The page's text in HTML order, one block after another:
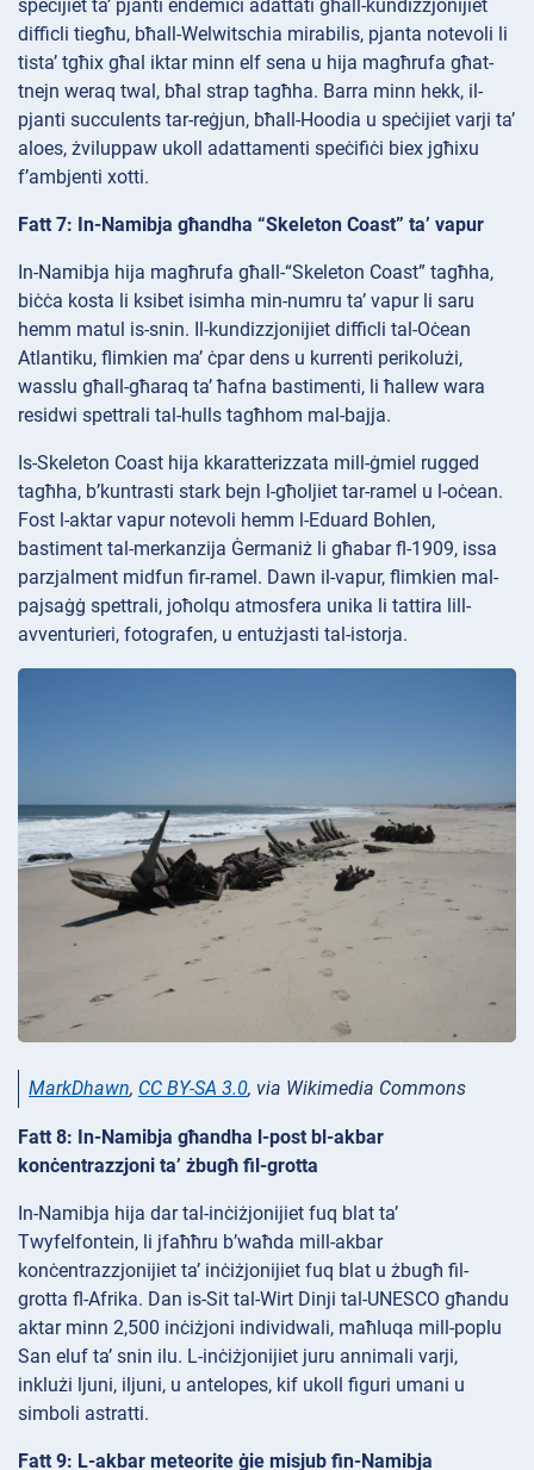
speċijiet ta’ pjanti endemiċi adattati għall-kundizzjonijiet
difficli tiegħu, bħall-Welwitschia mirabilis, pjanta notevoli li
tista’ tgħix għal iktar minn elf sena u hija magħrufa għat-
tnejn weraq twal, bħal strap tagħha. Barra minn hekk, il-
pjanti succulents tar-reġjun, bħall-Hoodia u speċijiet varji ta’
aloes, żviluppaw ukoll adattamenti speċifiċi biex jgħixu
f’ambjenti xotti.
Fatt 7: In-Namibja għandha “Skeleton Coast” ta’ vapur
In-Namibja hija magħrufa għall-“Skeleton Coast” tagħha,
biċċa kosta li ksibet isimha min-numru ta’ vapur li saru
hemm matul is-snin. Il-kundizzjonijiet difficli tal-Oċean
Atlantiku, flimkien ma’ ċpar dens u kurrenti perikolużi,
wasslu għall-għaraq ta’ ħafna bastimenti, li ħallew wara
residwi spettrali tal-hulls tagħhom mal-bajja.
Is-Skeleton Coast hija kkaratterizzata mill-ġmiel rugged
tagħha, b’kuntrasti stark bejn l-għoljiet tar-ramel u l-oċean.
Fost l-aktar vapur notevoli hemm l-Eduard Bohlen,
bastiment tal-merkanzija Ġermaniż li għabar fl-1909, issa
parzjalment midfun fir-ramel. Dawn il-vapur, flimkien mal-
pajsaġġ spettrali, joħolqu atmosfera unika li tattira lill-
avventurieri, fotografen, u entużjasti tal-istorja.
MarkDhawn, CC BY-SA 3.0, via Wikimedia Commons
Fatt 8: In-Namibja għandha l-post bl-akbar
konċentrazzjoni ta’ żbugħ fil-grotta
In-Namibja hija dar tal-inċiżjonijiet fuq blat ta’
Twyfelfontein, li jfaħħru b’waħda mill-akbar
konċentrazzjonijiet ta’ inċiżjonijiet fuq blat u żbugħ fil-
grotta fl-Afrika. Dan is-Sit tal-Wirt Dinji tal-UNESCO għandu
aktar minn 2,500 inċiżjoni individwali, maħluqa mill-poplu
San eluf ta’ snin ilu. L-inċiżjonijiet juru annimali varji,
inklużi ljuni, iljuni, u antelopes, kif ukoll figuri umani u
simboli astratti.
Fatt 9: L-akbar meteorite ġie misjub fin-Namibja